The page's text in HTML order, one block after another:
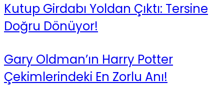
Kutup Girdabı Yoldan Çıktı: Tersine
Doğru Dönüyor!
Gary Oldman’ın Harry Potter
Çekimlerindeki En Zorlu Anı!